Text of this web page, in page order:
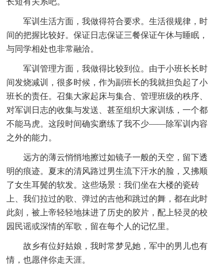
军训生活方面，我做得符合要求。生活很规律，时
间的把握比较好。保证日志保证三餐保证午休与睡眠，
与同学相处也非常融洽。
军训管理方面，我做得比较到位。由于小班长长时
间发烧减训，很多时候，作为副班长的我就担负起了小
班长的责任。召集大家起床与集合、管理班级的秩序、
对军训日志的收集与发送、甚至组织大家训练，一个都
不能马虎。这段时间确实磨练了我不少——除军训内容
之外的能力。
远方的薄云悄悄地擦过如镜子一般的天空，留下透
明的痕迹。夏末的清风路过男生流下汗水的脸，又拂顺
了女生耳鬓的软发。这些场景：我们坐在大楼的瓷砖
上、我们拉过的歌、弹过的吉他和跳过的舞，都在此时
此刻，被上帝轻轻地抹进了历史的胶片，配上轻灵的校
园民谣或深情的军歌，留在每个人的记忆里。
故乡有位好姑娘，我时常梦见她，军中的男儿也有
情，也愿伴你走天涯。